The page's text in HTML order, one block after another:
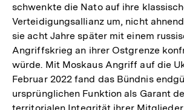
schwenkte die Nato auf ihre
Verteidigungsallianz um, nicht
sie acht Jahre später mit einem
Angriffskrieg an ihrer Ostgrenze
würde. Mit Moskaus Angriff auf die
Februar 2022 fand das Bündnis
ursprünglichen Funktion als Garant
territorialen Integrität ihrer